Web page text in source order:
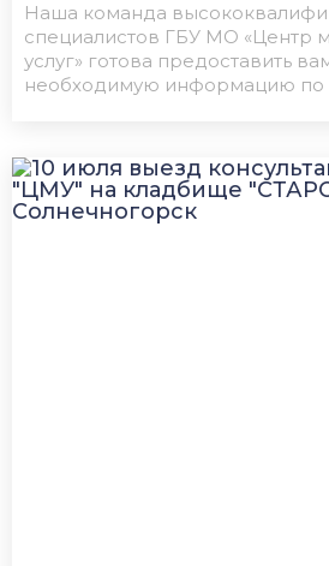
Наша команда
специалистов ГБУ МО «Центр
услуг» готова предоставить
необходимую информацию по